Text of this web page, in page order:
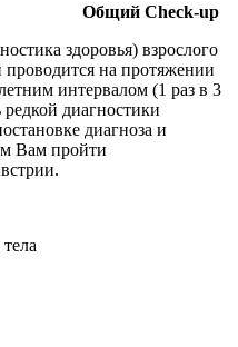
up
здоровья) взрослого
проводится на протяжении
интервалом (1 раз в 3
диагностики
диагноза и
Вам пройти